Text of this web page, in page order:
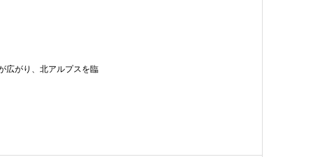
広がり、北アルプスを臨